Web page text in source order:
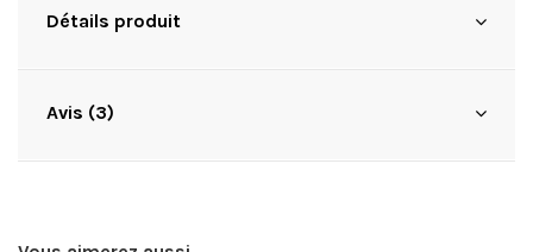
Détails produit
Avis (3)